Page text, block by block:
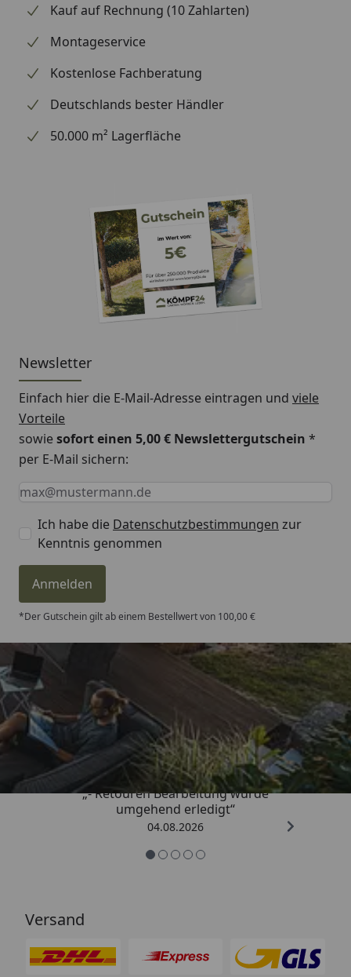
anbieten. Wichtigste Produktfakten: - Produkttyp:
Hunde aller Rassen - Hauptzutaten: 42 % Rind (davon
25 % frisches Rindfleisch), Kartoffeln, Süßkartoffeln,
Krokettengröße: 12 mm - Nährwerte (Auswahl):
Rohprotein 26 %, Rohfett 15 %, Rohfaser 2,5 %,
Calcium 1 %, Phosphor 0,75 % - Besondere Vorteile:
Fettsäuren, ohne künstliche Zusätze - Herkunft: 100 %
österreichische Herstellung Mit WOW Adult Rind
schenken Sie Ihrem Hund nicht nur optimale
Nährstoffe, sondern auch pure Lebensfreude und
vitales Wohlbefinden.
Kauf auf Rechnung (10 Zahlarten)
Montageservice
Kostenlose Fachberatung
Deutschlands bester Händler
50.000 m² Lagerfläche
Newsletter
Einfach hier die E-Mail-Adresse eintragen und viele
Vorteile
sowiesofort einen 5,00 € Newslettergutschein *
per E-Mail sichern:
Keine Eingabe erforderlich
Eingabe erforderlich
E-Mail *
Ich habe die Datenschutzbestimmungen zur
Kenntnis genommen
Anmelden
*Der Gutschein gilt ab einem Bestellwert von 100,00 €
Trusted Shops
4,81/ 5
„- Retouren Bearbeitung wurde
umgehend erledigt“
04.08.2026
Versand